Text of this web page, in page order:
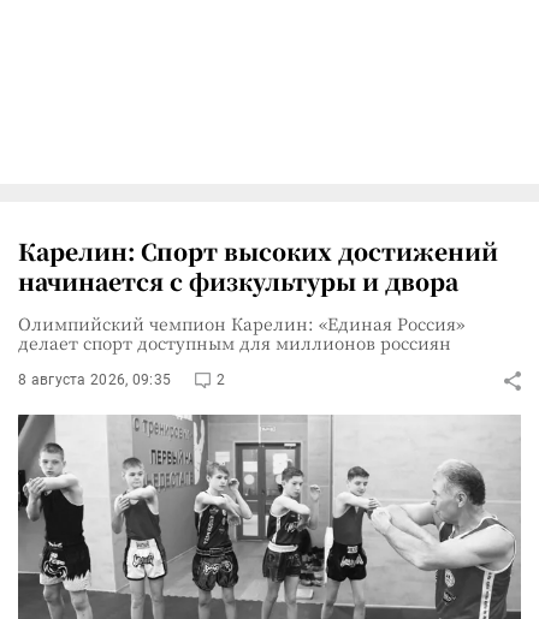
Карелин: Спорт высоких достижений
начинается с физкультуры и двора
Олимпийский чемпион Карелин: «Единая Россия»
делает спорт доступным для миллионов россиян
8 августа 2026, 09:35 2